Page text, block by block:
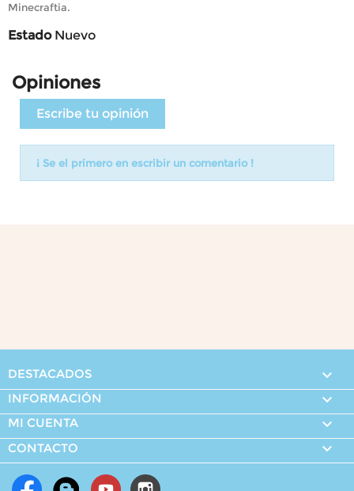
Minecraftia.
Estado Nuevo
Opiniones
Escribe tu opinión
¡ Se el primero en escribir un comentario !
DESTACADOS 
INFORMACIÓN 
MI CUENTA 
CONTACTO 